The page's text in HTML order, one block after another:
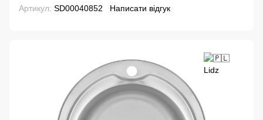
Артикул: SD00040852 Написати відгук